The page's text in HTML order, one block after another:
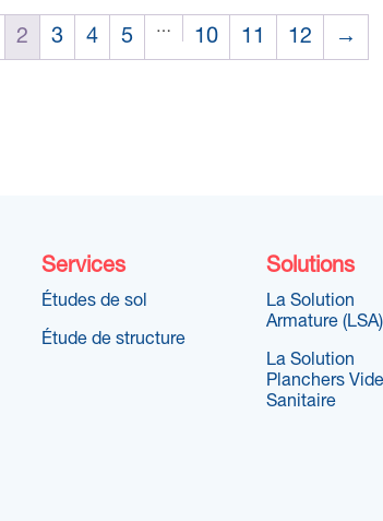
2 3 4 5 … 10 11 12 →
Services
Études de sol
Étude de structure
Solutions
La Solution
Armature (LSA)
La Solution
Planchers Vide
Sanitaire